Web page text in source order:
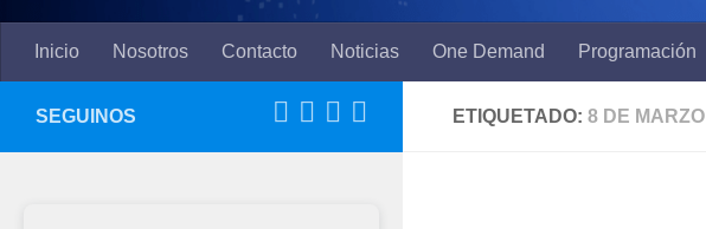
Inicio Nosotros Contacto Noticias One Demand Programación
ETIQUETADO: 8 DE MARZO
SEGUINOS